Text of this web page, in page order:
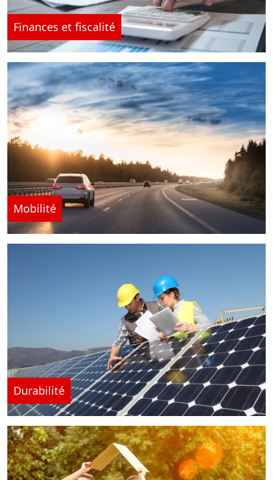
Finances et fiscalité
Mobilité
Durabilité